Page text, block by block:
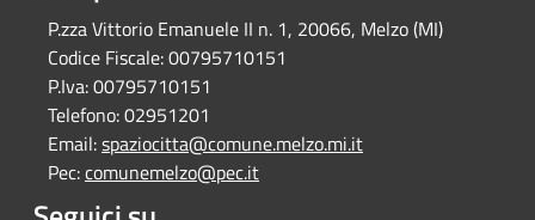
P.zza Vittorio Emanuele II n. 1, 20066, Melzo (MI)
Codice Fiscale:00795710151
P.Iva:00795710151
Telefono:02951201
Email:spaziocitta@comune.melzo.mi.it
Pec:comunemelzo@pec.it